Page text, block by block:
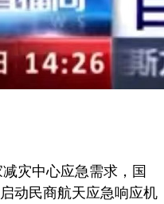
灾中心应急需求，国
动民商航天应急响应机